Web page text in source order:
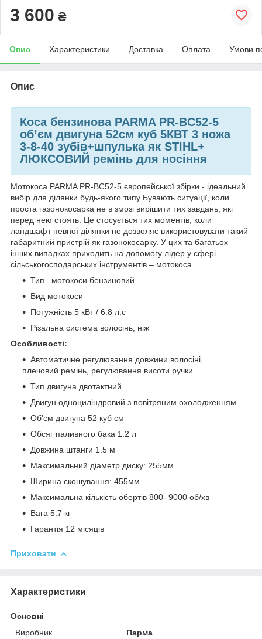
3 600 ₴
Опис Характеристики Доставка Оплата Умови
Опис
Коса бензинова PARMA PR-BC52-5
обʼєм двигуна 52см куб 5КВТ 3 ножа
3-8-40 зубів+шпулька як STIHL+
ЛЮКСОВИЙ ремінь для носіння
Мотокоса PARMA PR-BC52-5 європейської збірки - ідеальний
вибір для ділянки будь-якого типу Бувають ситуації, коли
проста газонокосарка не в змозі вирішити тих завдань, які
перед нею стоять. Це стосується тих моментів, коли
ландшафт певної ділянки не дозволяє використовувати такий
габаритний пристрій як газонокосарку. У цих та багатьох
інших випадках приходить на допомогу лідер у сфері
сільськогосподарських інструментів – мотокоса.
Тип мотокоси бензиновий
Вид мотокоси
Потужність 5 кВт / 6.8 л.с
Різальна система волосінь, ніж
Особливості:
Автоматичне регулювання довжини волосіні,
плечовий ремінь, регулювання висоти ручки
Тип двигуна двотактний
Двигун одноциліндровий з повітряним охолодженням
Об'єм двигуна 52 куб см
Обсяг паливного бака 1.2 л
Довжина штанги 1.5 м
Максимальний діаметр диску: 255мм
Ширина скошування: 455мм.
Максимальна кількість обертів 800- 9000 об/хв
Вага 5.7 кг
Гарантія 12 місяців
Приховати
Характеристики
Основні
Виробник
Парма